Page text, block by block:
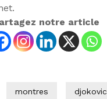
notre article
montres
djokovic